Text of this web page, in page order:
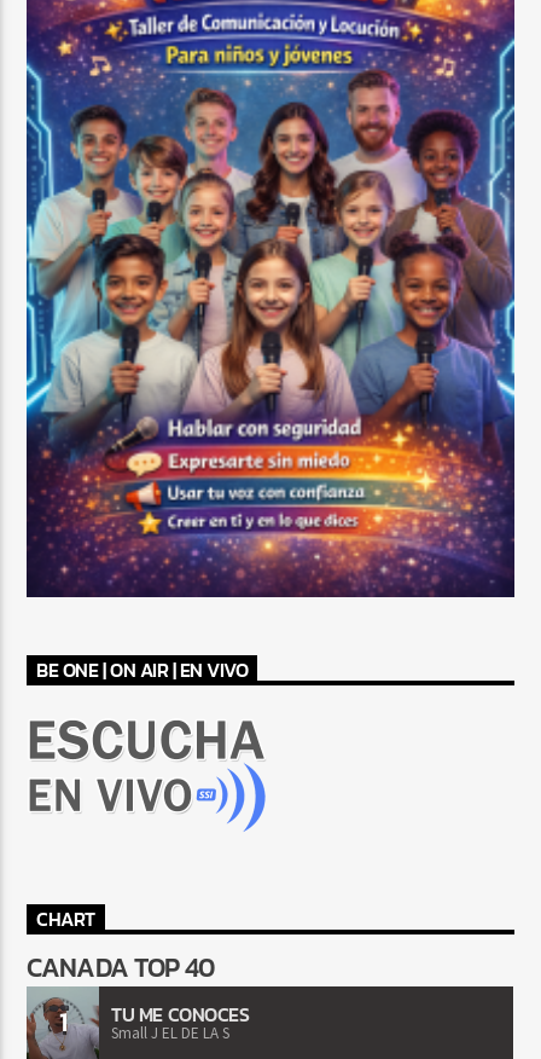
BE ONE | ON AIR | EN VIVO
CHART
CANADA TOP 40
1 TU ME CONOCES
Small J EL DE LA S